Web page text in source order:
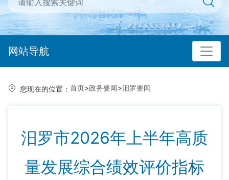
网站导航
您现在的位置： 首页>政务要闻>汨罗要闻
汨罗市2026年上半年高质
量发展综合绩效评价指标